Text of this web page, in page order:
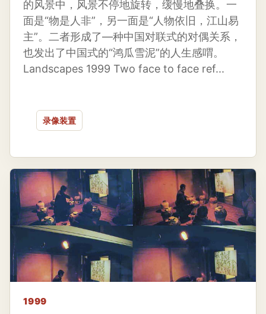
的风景中，风景不停地旋转，缓慢地叠换。一
面是“物是人非”，另一面是“人物依旧，江山易
主”。二者形成了—种中国对联式的对偶关系，
也发出了中国式的“鸿瓜雪泥”的人生感喟。
Landscapes 1999 Two face to face ref...
录像装置
1999